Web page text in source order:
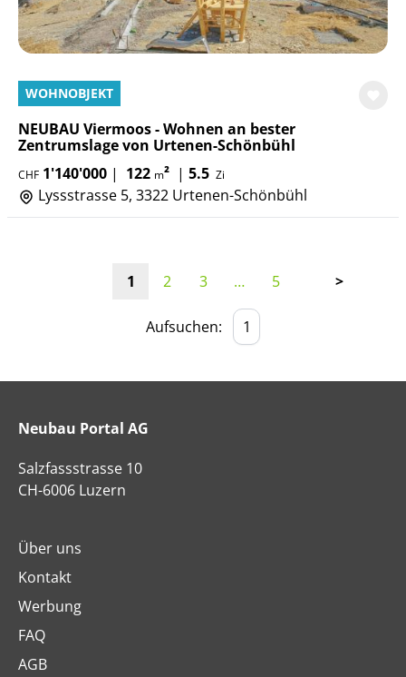
WOHNOBJEKT
NEUBAU Viermoos - Wohnen an bester
Zentrumslage von Urtenen-Schönbühl
CHF 1'140'000 | 122 m² | 5.5 Zi
Lyssstrasse 5, 3322 Urtenen-Schönbühl
1 2 3 … 5 >
Aufsuchen:
Neubau Portal AG
Salzfassstrasse 10
CH-6006 Luzern
Über uns
Kontakt
Werbung
FAQ
AGB